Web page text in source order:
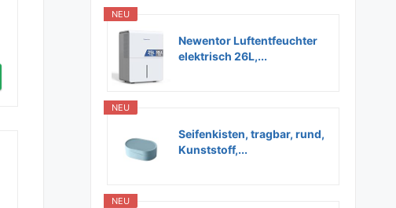
NEU
Newentor Luftentfeuchter
elektrisch 26L,...
NEU
Seifenkisten, tragbar, rund,
Kunststoff,...
NEU